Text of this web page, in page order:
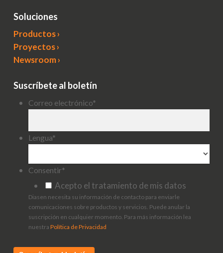
Soluciones
Productos ›
Proyectos ›
Newsroom ›
Suscríbete al boletín
Correo electrónico*
Lengua*
Consentir*
Acepto el tratamiento de mis datos
Diasen necesita su información de contacto para enviarle
comunicaciones sobre productos y servicios. Puede anular la
suscripción en cualquier momento. Para más información lea
nuestra Política de Privacidad